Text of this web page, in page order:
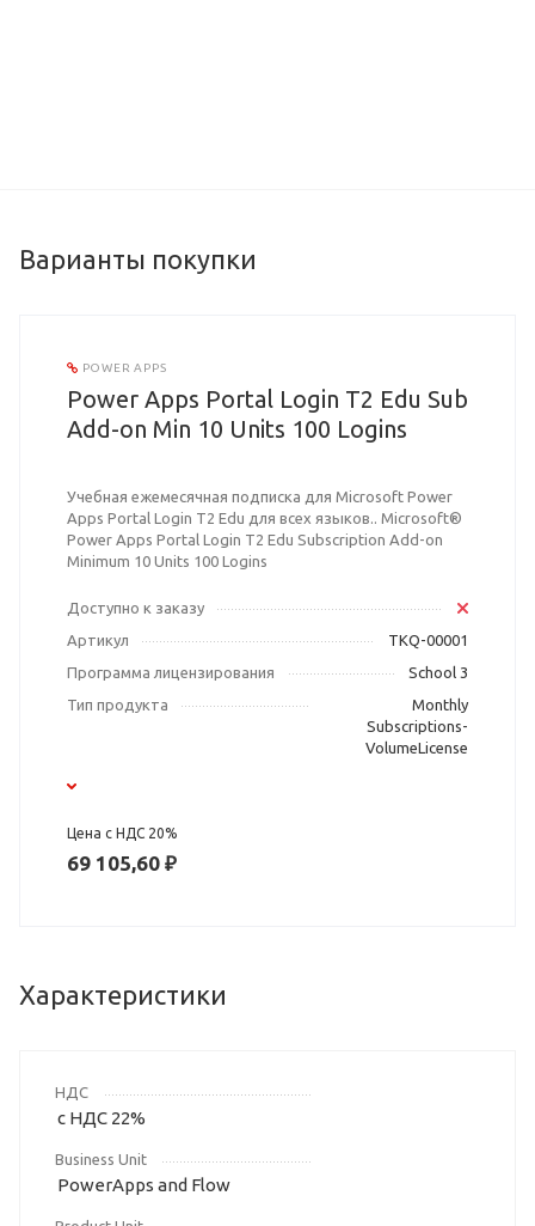
Варианты покупки
POWER APPS
Power Apps Portal Login T2 Edu Sub
Add-on Min 10 Units 100 Logins
Учебная ежемесячная подписка для Microsoft Power
Apps Portal Login T2 Edu для всех языков.. Microsoft®
Power Apps Portal Login T2 Edu Subscription Add-on
Minimum 10 Units 100 Logins
Доступно к заказу
Артикул
TKQ-00001
Программа лицензирования
School 3
Тип продукта
Monthly
Subscriptions-
VolumeLicense
Цена с НДС 20%
69 105,60 ₽
Характеристики
НДС
с НДС 22%
Business Unit
PowerApps and Flow